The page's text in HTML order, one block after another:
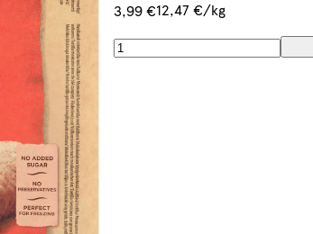
3,99 €12,47 €/kg